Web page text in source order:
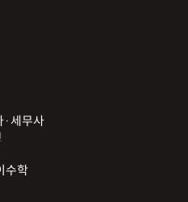
·세무사
수학